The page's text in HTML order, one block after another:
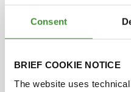
Consent
BRIEF COOKIE NOTICE
The website uses
Wussten Sie?